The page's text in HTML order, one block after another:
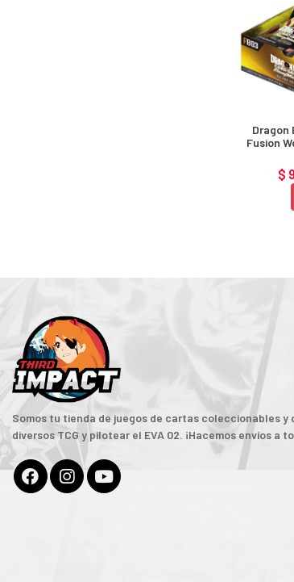
Dragon
Fusion
$
Somos tu tienda de juegos de cartas coleccionables y
diversos TCG y pilotear el EVA 02. ¡Hacemos envíos a